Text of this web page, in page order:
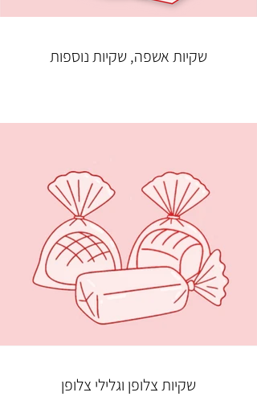
שקיות אשפה, שקיות נוספות
שקיות צלופן וגלילי צלופן